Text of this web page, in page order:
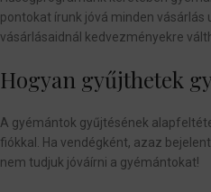
pontokat írunk jóvá minden vásárlás
vásárlásaidnál kedvezményekre
Hogyan gyűjthetek
A gyémántok gyűjtésének
fiókkal. Ha vendégként, azaz
nem tudjuk jóváírni a gyémántokat!